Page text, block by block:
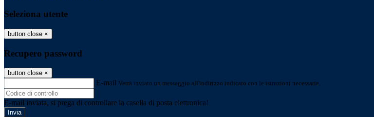
Seleziona utente
button close ×
Recupero password
button close ×
E-mail Verrà inviato un messaggio all'indirizzo indicato con le istruzioni necessarie.
E-mail inviata, si prega di controllare la casella di posta elettronica!